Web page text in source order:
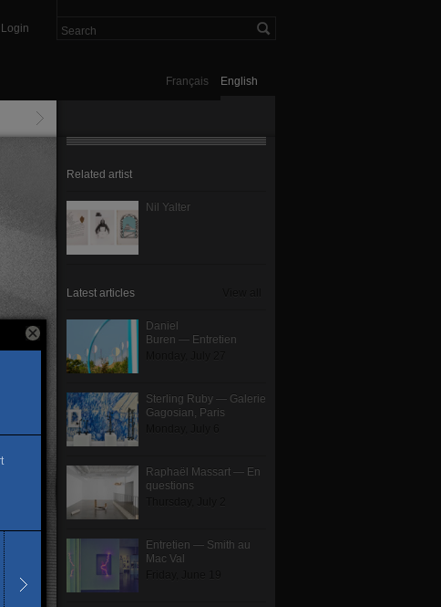
Login
Français English
Related artist
Nil Yalter
Latest articles View all
Daniel
Buren — Entretien
Monday, July 27
Sterling Ruby — Galerie
Gagosian, Paris
Monday, July 6
Raphaël Massart — En
questions
Thursday, July 2
Entretien — Smith au
Mac Val
Friday, June 19